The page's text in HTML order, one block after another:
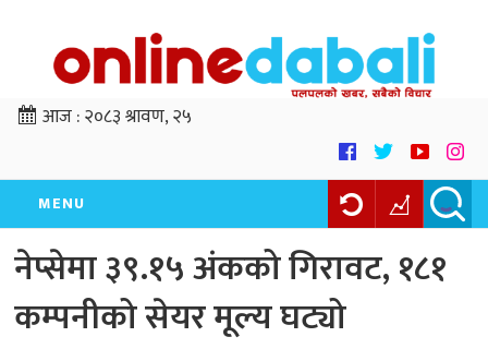
आज :२०८३ श्रावण, २५
MENU
नेप्सेमा ३९.१५ अंकको गिरावट, १८१
कम्पनीको सेयर मूल्य घट्यो